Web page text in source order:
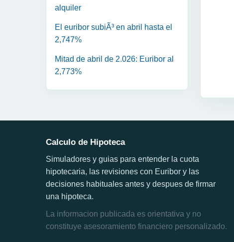
alquiler
El euribor subiÃ³ en abril hasta el
2,747%
Mitad de abril de 2.026: Euribor al
2,773%
Calculo de Hipoteca
Simuladores y guias para entender la cuota
hipotecaria, las revisiones con Euribor y las
decisiones habituales antes y despues de firmar
una hipoteca.
La informacion publicada es orientativa y no
constituye asesoramiento financiero personalizado.